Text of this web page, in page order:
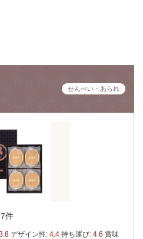
せんべい・あられ
件
デザイン性: 4.4 持ち運び: 4.6 賞味